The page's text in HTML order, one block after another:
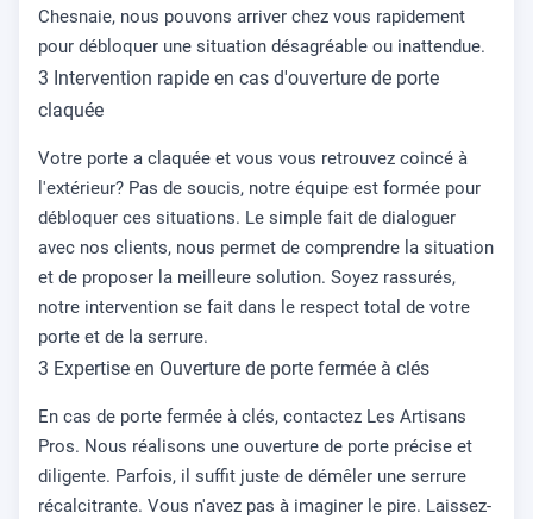
Chesnaie, nous pouvons arriver chez vous rapidement
pour débloquer une situation désagréable ou inattendue.
3 Intervention rapide en cas d'ouverture de porte
claquée
Votre porte a claquée et vous vous retrouvez coincé à
l'extérieur? Pas de soucis, notre équipe est formée pour
débloquer ces situations. Le simple fait de dialoguer
avec nos clients, nous permet de comprendre la situation
et de proposer la meilleure solution. Soyez rassurés,
notre intervention se fait dans le respect total de votre
porte et de la serrure.
3 Expertise en Ouverture de porte fermée à clés
En cas de porte fermée à clés, contactez Les Artisans
Pros. Nous réalisons une ouverture de porte précise et
diligente. Parfois, il suffit juste de démêler une serrure
récalcitrante. Vous n'avez pas à imaginer le pire. Laissez-